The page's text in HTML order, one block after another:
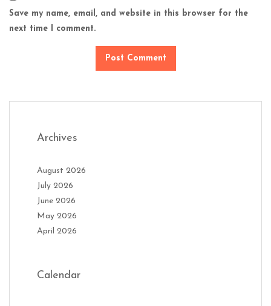
Save my name, email, and website in this browser for the
next time I comment.
Archives
August 2026
July 2026
June 2026
May 2026
April 2026
Calendar